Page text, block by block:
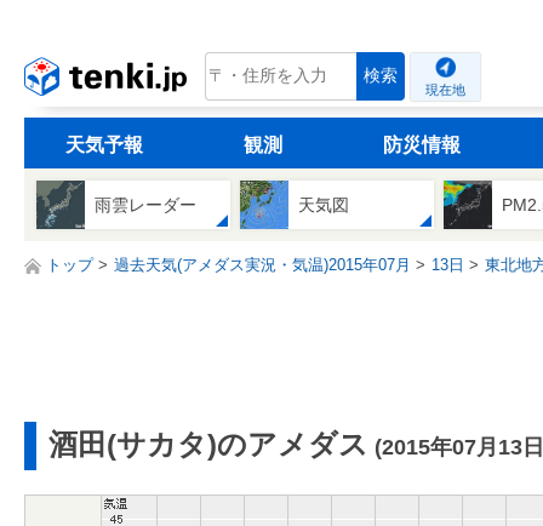
tenki.jp 検索
現在地
天気予報 観測 防災情報
雨雲レーダー 天気図
トップ 過去天気(アメダス実況・気温)2015年07月 13日 東北地
酒田(サカタ)のアメダス (2015年07月13